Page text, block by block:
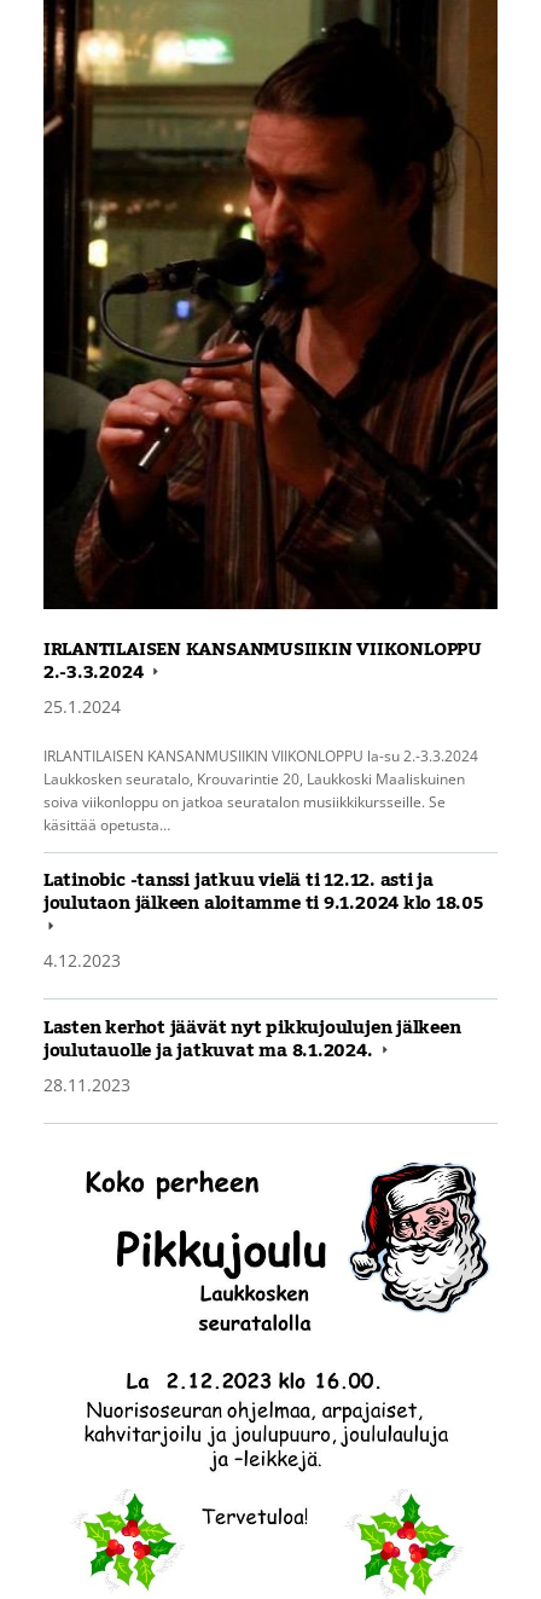
IRLANTILAISEN KANSANMUSIIKIN VIIKONLOPPU
2.-3.3.2024
25.1.2024
IRLANTILAISEN KANSANMUSIIKIN VIIKONLOPPU la-su 2.-3.3.2024
Laukkosken seuratalo, Krouvarintie 20, Laukkoski Maaliskuinen
soiva viikonloppu on jatkoa seuratalon musiikkikursseille. Se
käsittää opetusta…
Latinobic -tanssi jatkuu vielä ti 12.12. asti ja
joulutaon jälkeen aloitamme ti 9.1.2024 klo 18.05
4.12.2023
Lasten kerhot jäävät nyt pikkujoulujen jälkeen
joulutauolle ja jatkuvat ma 8.1.2024.
28.11.2023